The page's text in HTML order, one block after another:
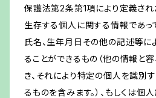
保護法第2条第1項により定義され
生存する個人に関する情報であっ
氏名、生年月日その他の記述等に
ることができるもの（他の情報と
き、それにより特定の個人を識別
るものを含みます。）、もしくは